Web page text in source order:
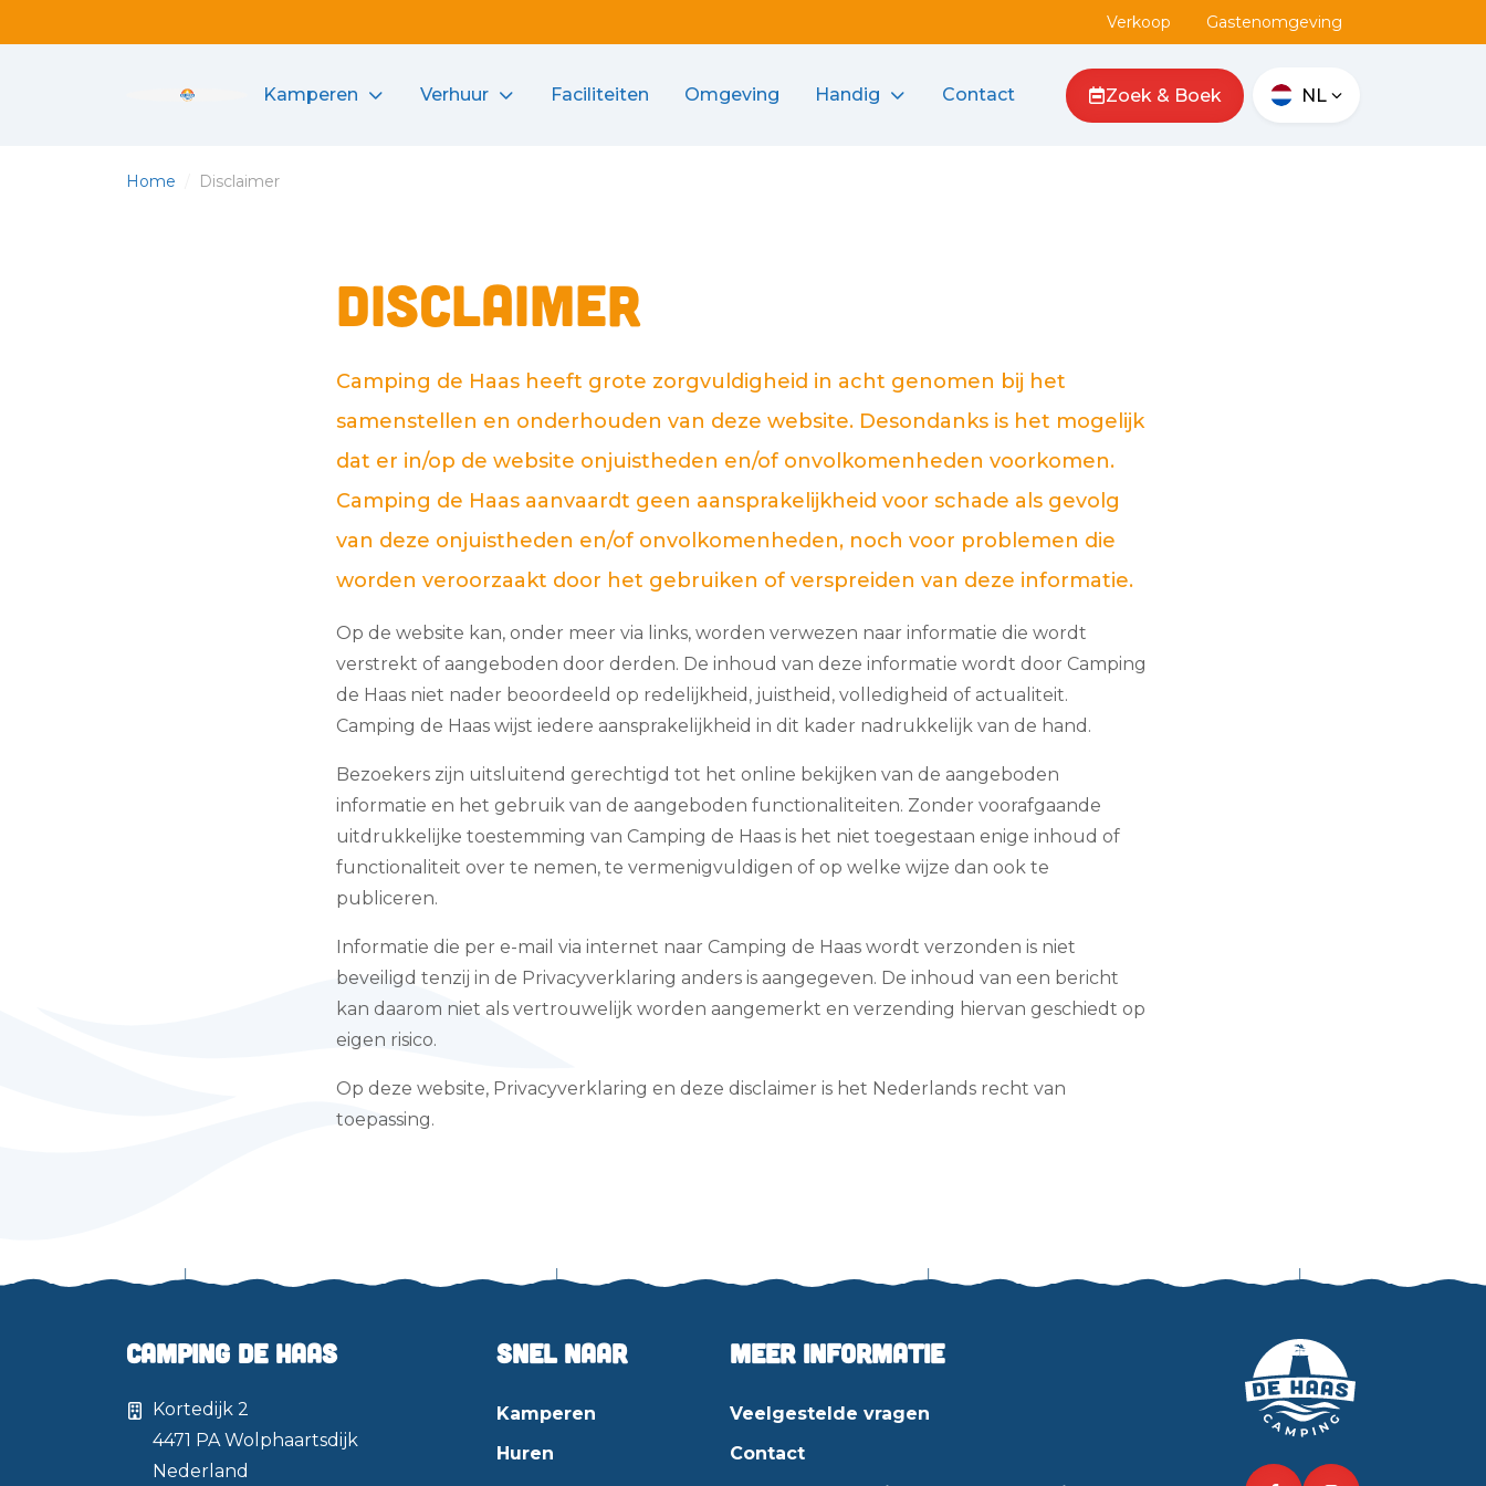
Verkoop Gastenomgeving
Camping de Haas logo
Kamperen Verhuur Faciliteiten Omgeving Handig Contact Zoek & Boek NL
Home Disclaimer
Disclaimer
Camping de Haas heeft grote zorgvuldigheid in acht genomen bij het
samenstellen en onderhouden van deze website. Desondanks is het mogelijk
dat er in/op de website onjuistheden en/of onvolkomenheden voorkomen.
Camping de Haas aanvaardt geen aansprakelijkheid voor schade als gevolg
van deze onjuistheden en/of onvolkomenheden, noch voor problemen die
worden veroorzaakt door het gebruiken of verspreiden van deze informatie.
Op de website kan, onder meer via links, worden verwezen naar informatie die wordt
verstrekt of aangeboden door derden. De inhoud van deze informatie wordt door Camping
de Haas niet nader beoordeeld op redelijkheid, juistheid, volledigheid of actualiteit.
Camping de Haas wijst iedere aansprakelijkheid in dit kader nadrukkelijk van de hand.
Bezoekers zijn uitsluitend gerechtigd tot het online bekijken van de aangeboden
informatie en het gebruik van de aangeboden functionaliteiten. Zonder voorafgaande
uitdrukkelijke toestemming van Camping de Haas is het niet toegestaan enige inhoud of
functionaliteit over te nemen, te vermenigvuldigen of op welke wijze dan ook te
publiceren.
Informatie die per e-mail via internet naar Camping de Haas wordt verzonden is niet
beveiligd tenzij in de Privacyverklaring anders is aangegeven. De inhoud van een bericht
kan daarom niet als vertrouwelijk worden aangemerkt en verzending hiervan geschiedt op
eigen risico.
Op deze website, Privacyverklaring en deze disclaimer is het Nederlands recht van
toepassing.
Camping de Haas
Kortedijk 2
4471 PA Wolphaartsdijk
Nederland
Snel naar
Kamperen
Huren
Meer informatie
Veelgestelde vragen
Contact